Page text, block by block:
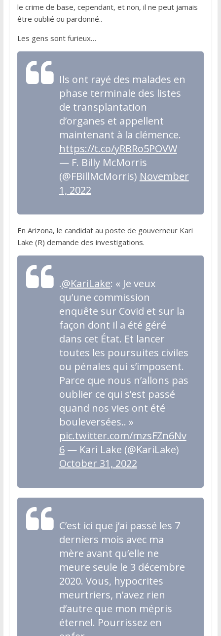
le crime de base, cependant, et non, il ne peut jamais
être oublié ou pardonné..
Les gens sont furieux…
Ils ont rayé des malades en
phase terminale des listes
de transplantation
d’organes et appellent
maintenant à la clémence.
https://t.co/yRBRo5POVW
— F. Billy McMorris
(@FBillMcMorris) November
1, 2022
En Arizona, le candidat au poste de gouverneur Kari
Lake (R) demande des investigations.
.@KariLake: « Je veux
qu’une commission
enquête sur Covid et sur la
façon dont il a été géré
dans cet État. Et lancer
toutes les poursuites civiles
ou pénales qui s’imposent.
Parce que nous n’allons pas
oublier ce qui s’est passé
quand nos vies ont été
bouleversées.. »
pic.twitter.com/mzsFZn6Nv
6— Kari Lake (@KariLake)
October 31, 2022
C’est ici que j’ai passé les 7
derniers mois avec ma
mère avant qu’elle ne
meure seule le 3 décembre
2020. Vous, hypocrites
meurtriers, n’avez rien
d’autre que mon mépris
éternel. Pourrissez en